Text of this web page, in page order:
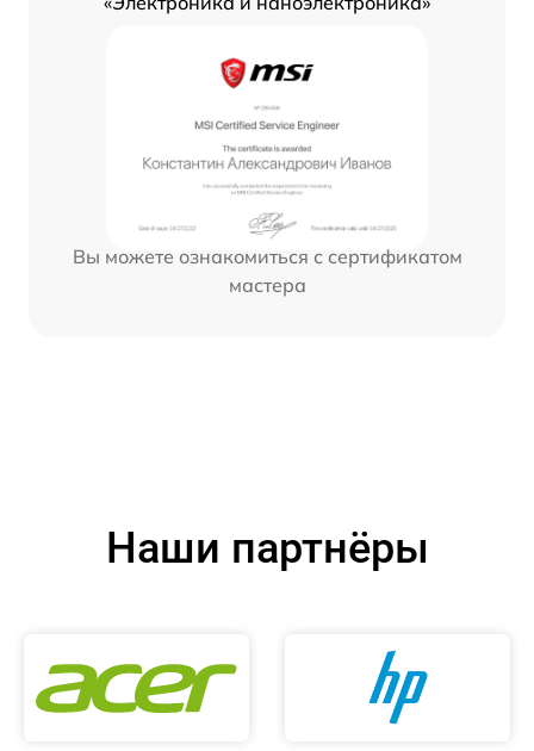
Вы можете ознакомиться с сертификатом
мастера
Наши партнёры